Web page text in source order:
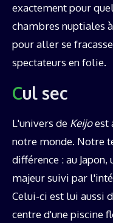
exactement pour
chambres nuptiales
pour aller se
spectateurs en folie.
Cul sec
L'univers de Keijoest
notre monde. Notre
différence : au
majeur suivi par
Celui-ci est lui aussi
centre d'une piscine